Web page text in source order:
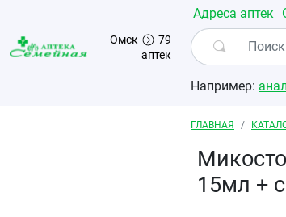
Перейти к основному содержанию
Омск
79
аптек
Адреса аптек
Например:
Строка
ГЛАВНАЯ
15мл +